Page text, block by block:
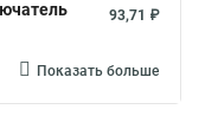
93,71 ₽
Показать больше